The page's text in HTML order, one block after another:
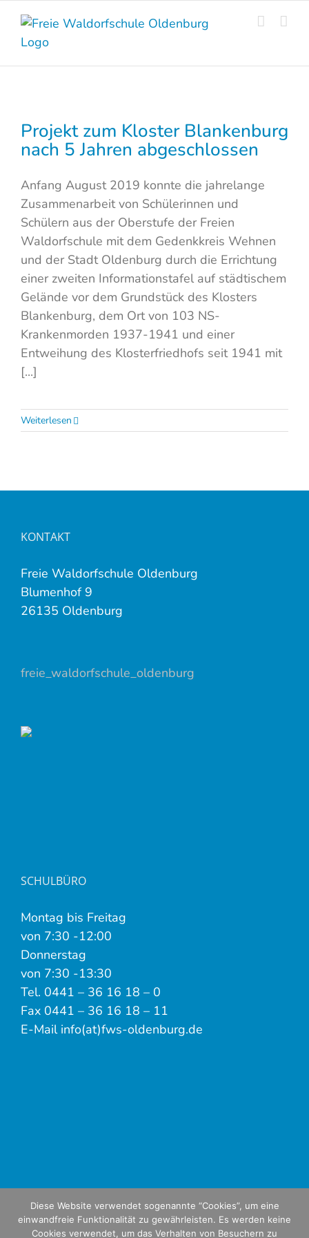
content
Projekt zum Kloster Blankenburg
nach 5 Jahren abgeschlossen
Anfang August 2019 konnte die jahrelange
Zusammenarbeit von Schülerinnen und
Schülern aus der Oberstufe der Freien
Waldorfschule mit dem Gedenkkreis Wehnen
und der Stadt Oldenburg durch die Errichtung
einer zweiten Informationstafel auf städtischem
Gelände vor dem Grundstück des Klosters
Blankenburg, dem Ort von 103 NS-
Krankenmorden 1937-1941 und einer
Entweihung des Klosterfriedhofs seit 1941 mit
[...]
Weiterlesen
KONTAKT
Freie Waldorfschule Oldenburg
Blumenhof 9
26135 Oldenburg
freie_waldorfschule_oldenburg
SCHULBÜRO
Montag bis Freitag
von 7:30 -12:00
Donnerstag
von 7:30 -13:30
Tel. 0441 – 36 16 18 – 0
Fax 0441 – 36 16 18 – 11
E-Mail info(at)fws-oldenburg.de
Diese Website verwendet sogenannte “Cookies”, um eine
einwandfreie Funktionalität zu gewährleisten. Es werden keine
Cookies verwendet, um das Verhalten von Besuchern zu